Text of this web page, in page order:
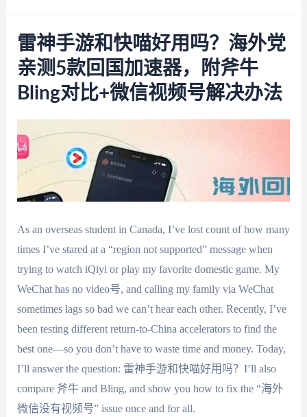
雷神手游和快喵好用吗？海外党
亲测5款回国加速器，附斧牛
Bling对比+微信视频号解决办法
As an overseas student in Canada, I’ve lost count of how many
times I’ve stared at a “region not supported” message when
trying to watch iQiyi or play my favorite domestic game. My
WeChat has no video号, and calling my family via WeChat
sometimes lags so bad we can’t hear each other. Recently, I’ve
been testing different return-to-China accelerators to find the
best one—so you don’t have to waste time and money. Today,
I’ll answer the question: 雷神手游和快喵好用吗？I’ll also
compare 斧牛 and Bling, and show you how to fix the “海外
微信没有视频号” issue once and for all.